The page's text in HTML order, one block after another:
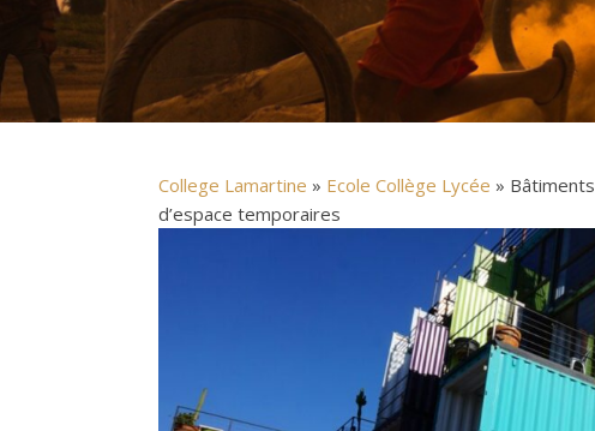
College Lamartine » Ecole Collège Lycée »
d’espace temporaires